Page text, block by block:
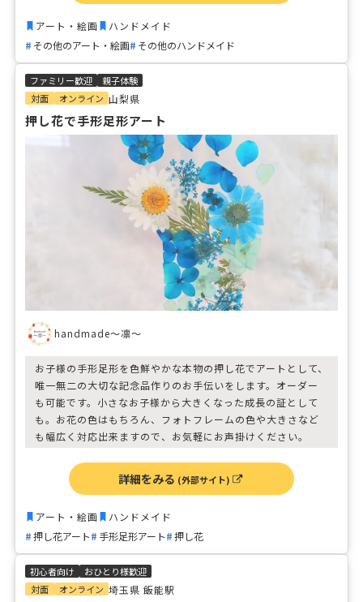
アートを一緒に楽しみましょう！
アート・絵画
ハンドメイド
その他のアート・絵画
その他のハンドメイド
ファミリー歓迎
親子体験
対面
オンライン 山梨県
押し花で手形足形アート
handmade〜凛〜
お子様の手形足形を色鮮やかな本物の押し花でアートとして、
唯一無二の大切な記念品作りのお手伝いをします。オーダー
も可能です。小さなお子様から大きくなった成長の証として
も。お花の色はもちろん、フォトフレームの色や大きさなど
も幅広く対応出来ますので、お気軽にお声掛けください。
詳細をみる (外部サイト)
アート・絵画
ハンドメイド
押し花アート
手形足形アート 押し花
初心者向け
おひとり様歓迎
対面
オンライン 埼玉県 飯能駅